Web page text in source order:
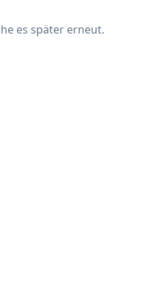
es später erneut.